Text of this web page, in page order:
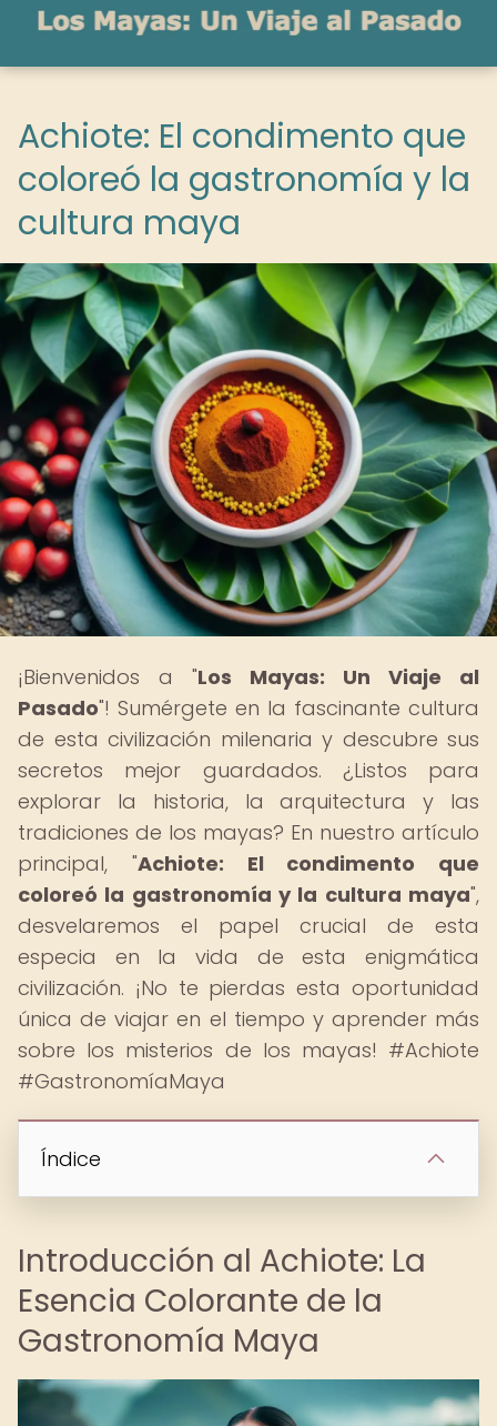
Achiote: El condimento que
coloreó la gastronomía y la
cultura maya
¡Bienvenidos a "Los Mayas: Un Viaje al
Pasado"! Sumérgete en la fascinante cultura
de esta civilización milenaria y descubre sus
secretos mejor guardados. ¿Listos para
explorar la historia, la arquitectura y las
tradiciones de los mayas? En nuestro artículo
principal, "Achiote: El condimento que
coloreó la gastronomía y la cultura maya",
desvelaremos el papel crucial de esta
especia en la vida de esta enigmática
civilización. ¡No te pierdas esta oportunidad
única de viajar en el tiempo y aprender más
sobre los misterios de los mayas! #Achiote
#GastronomíaMaya
Índice
Introducción al Achiote: La
Esencia Colorante de la
Gastronomía Maya